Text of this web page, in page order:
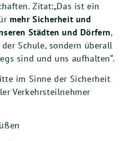
Zitat:„Das ist ein
mehr Sicherheit und
Städten und Dörfern,
Schule, sondern überall
sind und uns aufhalten“.
im Sinne der Sicherheit
Verkehrsteilnehmer